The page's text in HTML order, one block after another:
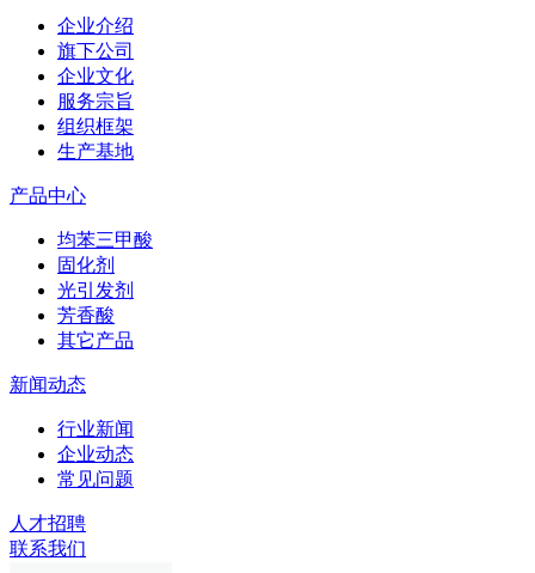
企业介绍
旗下公司
企业文化
服务宗旨
组织框架
生产基地
产品中心
均苯三甲酸
固化剂
光引发剂
芳香酸
其它产品
新闻动态
行业新闻
企业动态
常见问题
人才招聘
联系我们